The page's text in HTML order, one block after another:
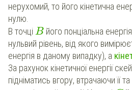
нерухомий, то його кінетична
нулю.
В точці B його понціальна
нульвий рівень, від якого
енергія в даному випадку), а
За рахунок кінетичної енергії
підніматись вгору, втрачаючи її